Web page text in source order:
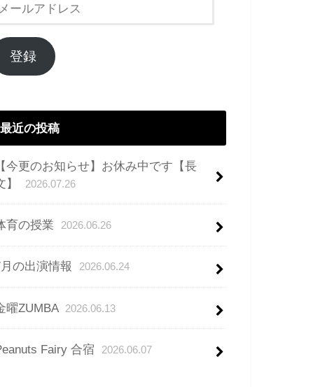
登録
最近の投稿
【今更のお知らせ】お休み中です【長
】
2026.07.26
育の授業 2026.06.26
の出演情報 2026.06.24
曜ZUMBA 2026.06.13
Fairy 合宿 2026.06.07